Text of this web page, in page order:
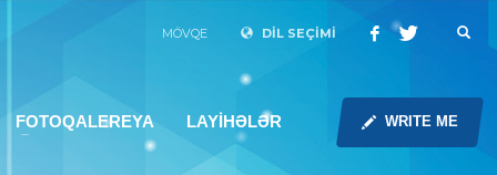
MÖVQE DİL SEÇİMİ
FOTOQALEREYA LAYİHƏLƏR WRITE ME